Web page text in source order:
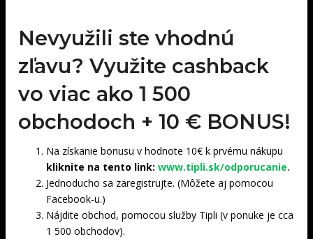
Nevyužili ste vhodnú
zľavu? Využite cashback
vo viac ako 1 500
obchodoch + 10 € BONUS!
Na získanie bonusu v hodnote 10€ k prvému nákupu
kliknite na tento link: www.tipli.sk/odporucanie.
Jednoducho sa zaregistrujte. (Môžete aj pomocou
Facebook-u.)
Nájdite obchod, pomocou služby Tipli (v ponuke je cca
1 500 obchodov).